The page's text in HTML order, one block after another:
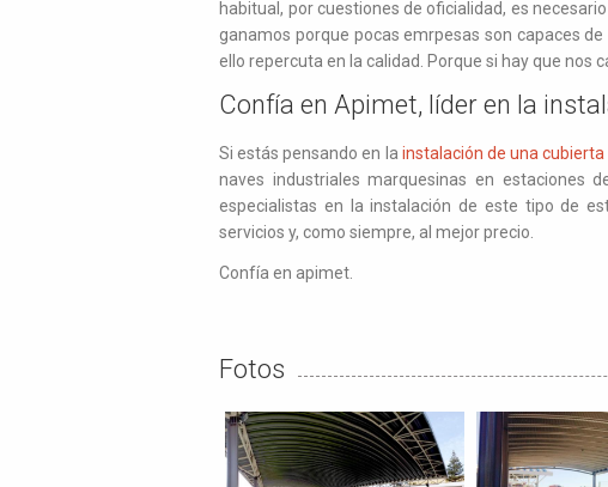
habitual, por cuestiones de oficialidad, es
ganamos porque pocas emrpesas son capaces
ello repercuta en la calidad. Porque si hay que nos
Confía en Apimet, líder en la
Si estás pensando en la instalación de una
naves industriales marquesinas en estaciones
especialistas en la instalación de este tipo de
servicios y, como siempre, al mejor precio.
Confía en apimet.
Fotos